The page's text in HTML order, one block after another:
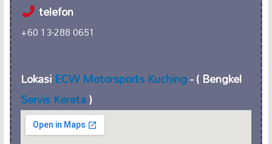
telefon
+60 13-288 0651
LokasiECW Motorsports Kuching- ( Bengkel
Servis Kereta)